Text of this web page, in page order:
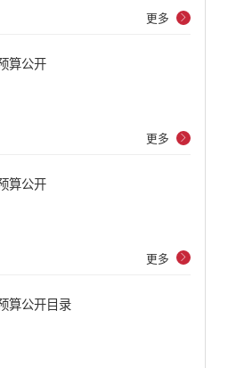
算公开
更多
算公开
更多
算公开目录
更多